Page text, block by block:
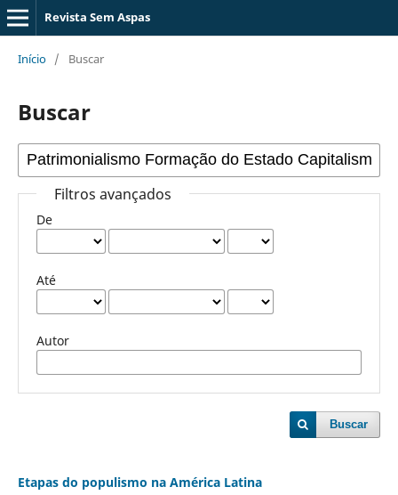
Revista Sem Aspas
Início / Buscar
Buscar
Filtros avançados
De
Até
Autor
Buscar
Etapas do populismo na América Latina